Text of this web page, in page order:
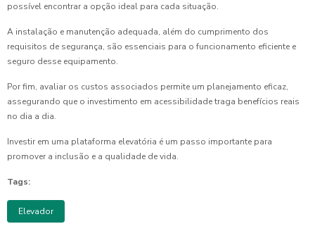
possível encontrar a opção ideal para cada situação.
A instalação e manutenção adequada, além do cumprimento dos
requisitos de segurança, são essenciais para o funcionamento eficiente e
seguro desse equipamento.
Por fim, avaliar os custos associados permite um planejamento eficaz,
assegurando que o investimento em acessibilidade traga benefícios reais
no dia a dia.
Investir em uma plataforma elevatória é um passo importante para
promover a inclusão e a qualidade de vida.
Tags:
Elevador